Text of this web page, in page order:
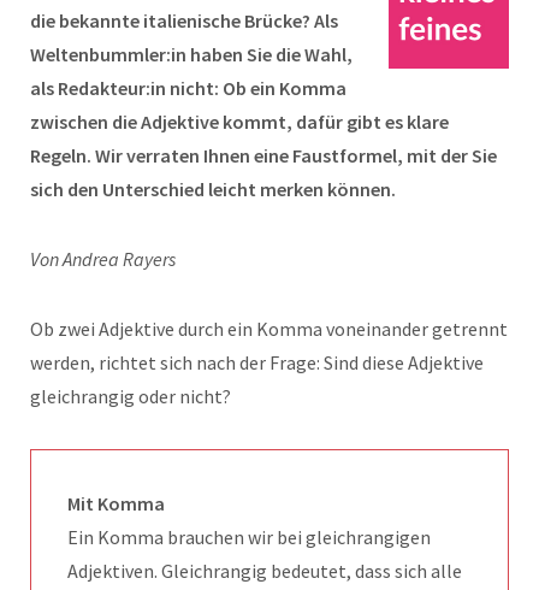
die bekannte italienische Brücke? Als
Weltenbummler:in haben Sie die Wahl,
als Redakteur:in nicht: Ob ein Komma
zwischen die Adjektive kommt, dafür gibt es klare
Regeln. Wir verraten Ihnen eine Faustformel, mit der Sie
sich den Unterschied leicht merken können.
Von Andrea Rayers
Ob zwei Adjektive durch ein Komma voneinander getrennt
werden, richtet sich nach der Frage: Sind diese Adjektive
gleichrangig oder nicht?
Mit Komma
Ein Komma brauchen wir bei gleichrangigen
Adjektiven. Gleichrangig bedeutet, dass sich alle